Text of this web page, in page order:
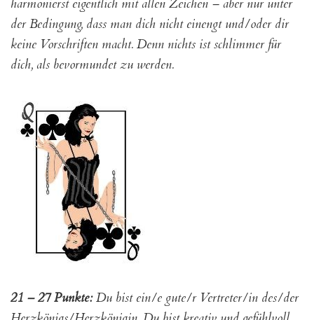
harmonierst eigentlich mit allen Zeichen – aber nur unter
der Bedingung, dass man dich nicht einengt und/oder dir
keine Vorschriften macht. Denn nichts ist schlimmer für
dich, als bevormundet zu werden.
21 – 27 Punkte:Du bist ein/e gute/r Vertreter/in des/der